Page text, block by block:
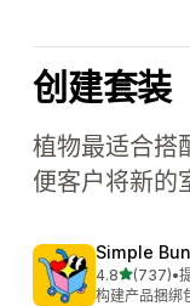
创建套装
植物最适合搭
便客户将新的
Simple
4.8星（满分
(737)
总共 737 条•
构建产品捆绑